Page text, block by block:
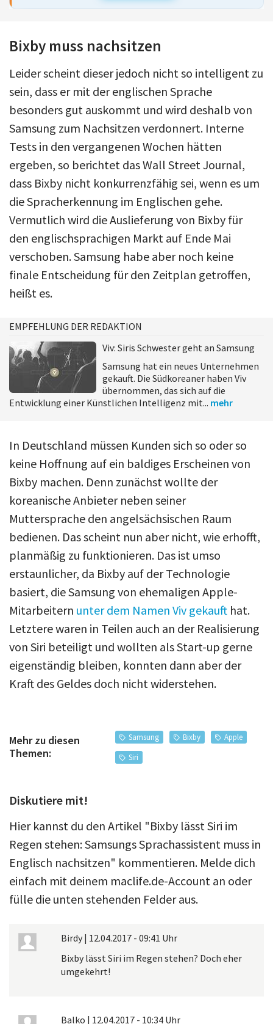
Bixby muss nachsitzen
Leider scheint dieser jedoch nicht so intelligent zu
sein, dass er mit der englischen Sprache
besonders gut auskommt und wird deshalb von
Samsung zum Nachsitzen verdonnert. Interne
Tests in den vergangenen Wochen hätten
ergeben, so berichtet das Wall Street Journal,
dass Bixby nicht konkurrenzfähig sei, wenn es um
die Spracherkennung im Englischen gehe.
Vermutlich wird die Auslieferung von Bixby für
den englischsprachigen Markt auf Ende Mai
verschoben. Samsung habe aber noch keine
finale Entscheidung für den Zeitplan getroffen,
heißt es.
EMPFEHLUNG DER REDAKTION
Viv: Siris Schwester geht an Samsung
Samsung hat ein neues Unternehmen
gekauft. Die Südkoreaner haben Viv
übernommen, das sich auf die
Entwicklung einer Künstlichen Intelligenz mit... mehr
In Deutschland müssen Kunden sich so oder so
keine Hoffnung auf ein baldiges Erscheinen von
Bixby machen. Denn zunächst wollte der
koreanische Anbieter neben seiner
Muttersprache den angelsächsischen Raum
bedienen. Das scheint nun aber nicht, wie erhofft,
planmäßig zu funktionieren. Das ist umso
erstaunlicher, da Bixby auf der Technologie
basiert, die Samsung von ehemaligen Apple-
Mitarbeitern unter dem Namen Viv gekauft hat.
Letztere waren in Teilen auch an der Realisierung
von Siri beteiligt und wollten als Start-up gerne
eigenständig bleiben, konnten dann aber der
Kraft des Geldes doch nicht widerstehen.
Mehr zu diesen
Themen:
Samsung Bixby
Apple
Siri
Diskutiere mit!
Hier kannst du den Artikel "Bixby lässt Siri im
Regen stehen: Samsungs Sprachassistent muss in
Englisch nachsitzen" kommentieren. Melde dich
einfach mit deinem maclife.de-Account an oder
fülle die unten stehenden Felder aus.
Birdy | 12.04.2017 - 09:41 Uhr
Bixby lässt Siri im Regen stehen? Doch eher
umgekehrt!
Balko | 12.04.2017 - 10:34 Uhr